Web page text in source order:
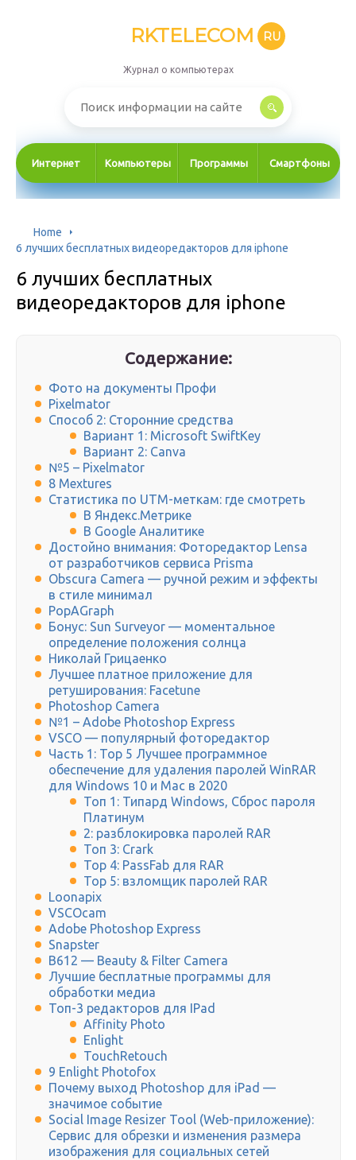
RKTELECOM RU
Журнал о компьютерах
Интернет Компьютеры Программы Смартфоны
Home
6 лучших бесплатных видеоредакторов для iphone
6 лучших бесплатных
видеоредакторов для iphone
Содержание:
Фото на документы Профи
Pixelmator
Способ 2: Сторонние средства
Вариант 1: Microsoft SwiftKey
Вариант 2: Canva
№5 – Pixelmator
8 Mextures
Статистика по UTM-меткам: где смотреть
В Яндекс.Метрике
В Google Аналитике
Достойно внимания: Фоторедактор Lensa
от разработчиков сервиса Prisma
Obscura Camera — ручной режим и эффекты
в стиле минимал
PopAGraph
Бонус: Sun Surveyor — моментальное
определение положения солнца
Николай Грицаенко
Лучшее платное приложение для
ретуширования: Facetune
Photoshop Camera
№1 – Adobe Photoshop Express
VSCO — популярный фоторедактор
Часть 1: Top 5 Лучшее программное
обеспечение для удаления паролей WinRAR
для Windows 10 и Mac в 2020
Топ 1: Типард Windows, Сброс пароля
Платинум
2: разблокировка паролей RAR
Топ 3: Crark
Top 4: PassFab для RAR
Top 5: взломщик паролей RAR
Loonapix
VSCOcam
Adobe Photoshop Express
Snapster
B612 — Beauty & Filter Camera
Лучшие бесплатные программы для
обработки медиа
Топ-3 редакторов для IPad
Affinity Photo
Enlight
TouchRetouch
9 Enlight Photofox
Почему выход Photoshop для iPad —
значимое событие
Social Image Resizer Tool (Web-приложение):
Сервис для обрезки и изменения размера
изображения для социальных сетей